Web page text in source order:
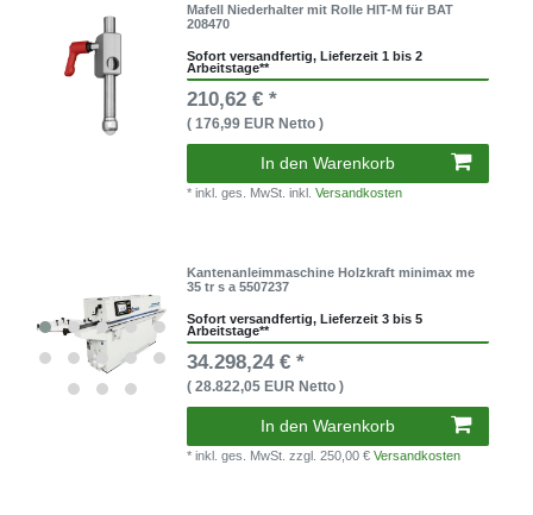
Mafell Niederhalter mit Rolle HIT-M für BAT
208470
Sofort versandfertig, Lieferzeit 1 bis 2
Arbeitstage**
210,62 € *
( 176,99 EUR Netto )
In den Warenkorb
* inkl. ges. MwSt. inkl.Versandkosten
Kantenanleimmaschine Holzkraft minimax me
35 tr s a 5507237
Sofort versandfertig, Lieferzeit 3 bis 5
Arbeitstage**
34.298,24 € *
( 28.822,05 EUR Netto )
In den Warenkorb
* inkl. ges. MwSt.zzgl. 250,00 €Versandkosten